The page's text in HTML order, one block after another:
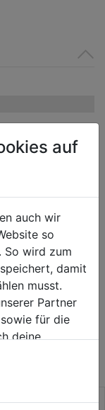
und Ladegerät
auf
auch wir
so
So wird zum
damit
musst.
Partner
für die
deine
stimmst du
"Details